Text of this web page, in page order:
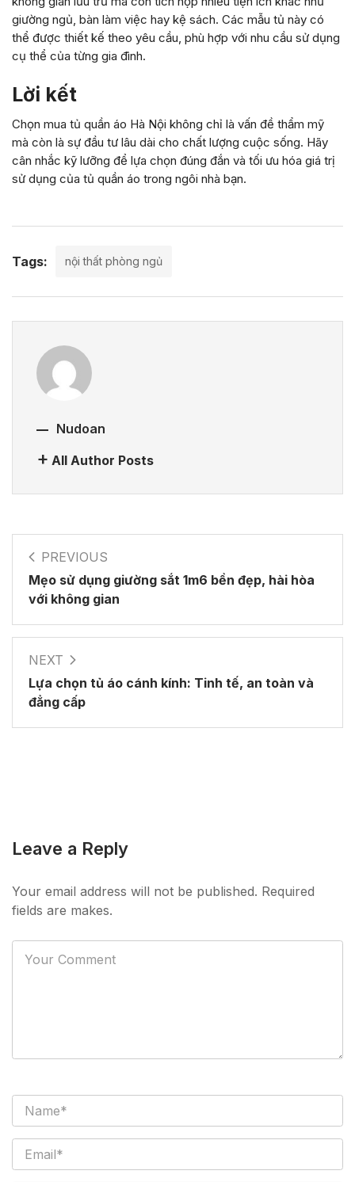
giường ngủ, bàn làm việc hay kệ sách. Các mẫu tủ này có
thể được thiết kế theo yêu cầu, phù hợp với nhu cầu sử dụng
cụ thể của từng gia đình.
Lời kết
Chọn mua tủ quần áo Hà Nội không chỉ là vấn đề thẩm mỹ
mà còn là sự đầu tư lâu dài cho chất lượng cuộc sống. Hãy
cân nhắc kỹ lưỡng để lựa chọn đúng đắn và tối ưu hóa giá trị
sử dụng của tủ quần áo trong ngôi nhà bạn.
Tags: nội thất phòng ngủ
Nudoan
All Author Posts
PREVIOUS
Mẹo sử dụng giường sắt 1m6 bền đẹp, hài hòa
với không gian
NEXT
Lựa chọn tủ áo cánh kính: Tinh tế, an toàn và
đẳng cấp
Leave a Reply
Your email address will not be published. Required
fields are makes.